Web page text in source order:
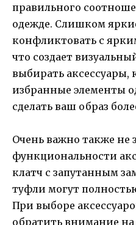
правильного
одежде. Слишком
конфликтовать с
что создает
выбирать
избранные элементы
сделать ваш образ
Очень важно также не
функциональности
клатч с запутанным
туфли могут
При выборе
обратить внимание на